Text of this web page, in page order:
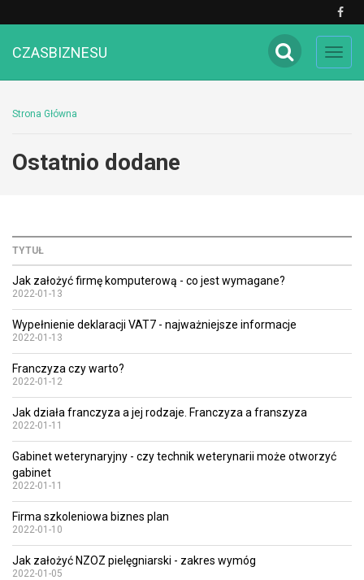
CZASBIZNESU
Strona Główna
Ostatnio dodane
TYTUŁ
Jak założyć firmę komputerową - co jest wymagane?
2022-01-13
Wypełnienie deklaracji VAT7 - najważniejsze informacje
2022-01-13
Franczyza czy warto?
2022-01-12
Jak działa franczyza a jej rodzaje. Franczyza a franszyza
2022-01-11
Gabinet weterynaryjny - czy technik weterynarii może otworzyć
gabinet
2022-01-11
Firma szkoleniowa biznes plan
2022-01-10
Jak założyć NZOZ pielęgniarski - zakres wymóg
2022-01-05